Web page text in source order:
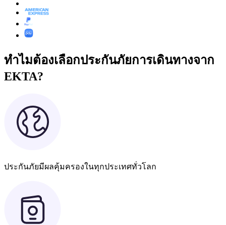
ทำไมต้องเลือกประกันภัยการเดินทางจาก
EKTA?
ประกันภัยมีผลคุ้มครองในทุกประเทศทั่วโลก